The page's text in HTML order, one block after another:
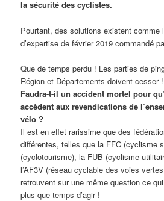
la sécurité des cyclistes.
Pourtant, des solutions existent comme
d’expertise de février 2019 commandé
Que de temps perdu ! Les parties de
Région et Départements doivent cesser !
Faudra-t-il un accident mortel pour
accèdent aux revendications de
vélo ?
Il est en effet rarissime que des
différentes, telles que la FFC (cyclisme
(cyclotourisme), la FUB (cyclisme
l’AF3V (réseau cyclable des voies
retrouvent sur une même question ce
plus que temps d’agir !